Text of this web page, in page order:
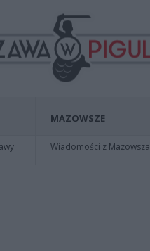
MAZOWSZE
Wiadomości z Mazowsza